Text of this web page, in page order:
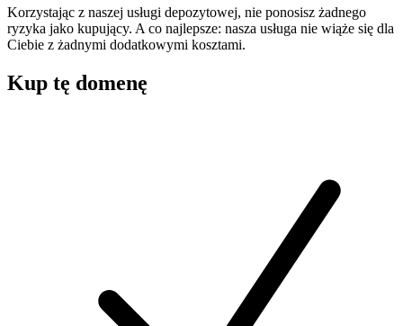
Korzystając z naszej usługi depozytowej, nie ponosisz żadnego
ryzyka jako kupujący. A co najlepsze: nasza usługa nie wiąże się dla
Ciebie z żadnymi dodatkowymi kosztami.
Kup tę domenę